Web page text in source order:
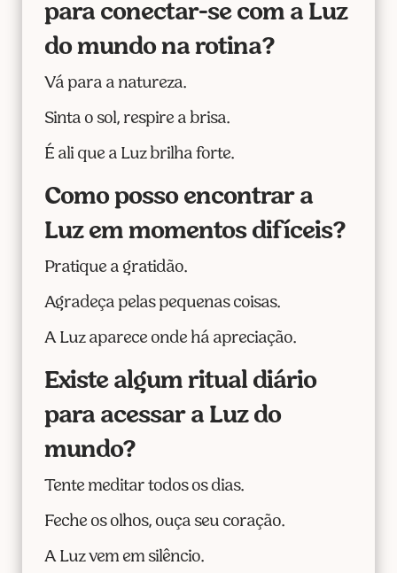
para conectar-se com a Luz
do mundo na rotina?
Vá para a natureza.
Sinta o sol, respire a brisa.
É ali que a Luz brilha forte.
Como posso encontrar a
Luz em momentos difíceis?
Pratique a gratidão.
Agradeça pelas pequenas coisas.
A Luz aparece onde há apreciação.
Existe algum ritual diário
para acessar a Luz do
mundo?
Tente meditar todos os dias.
Feche os olhos, ouça seu coração.
A Luz vem em silêncio.